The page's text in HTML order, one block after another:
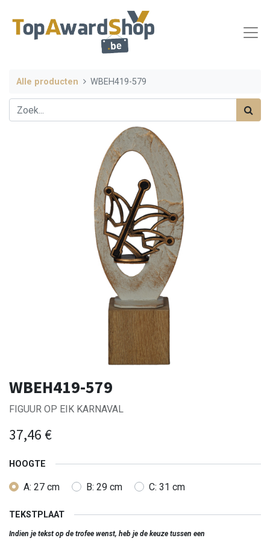
Alle producten WBEH419-579
WBEH419-579
FIGUUR OP EIK KARNAVAL
37,46 €
HOOGTE
A: 27 cm B: 29 cm C: 31 cm
TEKSTPLAAT
Indien je tekst op de trofee wenst, heb je de keuze tussen een